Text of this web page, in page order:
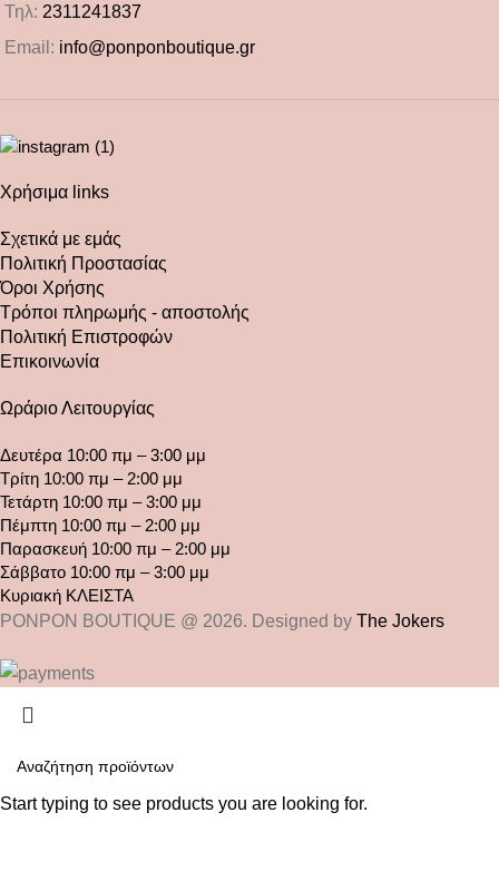
Τηλ: 2311241837
Email: info@ponponboutique.gr
Χρήσιμα links
Σχετικά με εμάς
Πολιτική Προστασίας
Όροι Χρήσης
Τρόποι πληρωμής - αποστολής
Πολιτική Επιστροφών
Επικοινωνία
Ωράριο Λειτουργίας
Δευτέρα 10:00 πμ – 3:00 μμ
Τρίτη 10:00 πμ – 2:00 μμ
Τετάρτη 10:00 πμ – 3:00 μμ
Πέμπτη 10:00 πμ – 2:00 μμ
Παρασκευή 10:00 πμ – 2:00 μμ
Σάββατο 10:00 πμ – 3:00 μμ
Κυριακή ΚΛΕΙΣΤΑ
PONPON BOUTIQUE @ 2026. Designed by The Jokers
Start typing to see products you are looking for.